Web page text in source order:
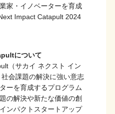
家・イノベーターを育成
Impact Catapult 2024
について
（サカイ ネクスト イン
会課題の解決に強い意志
ーを育成するプログラム
の解決や新たな価値の創
ンパクトスタートアップ